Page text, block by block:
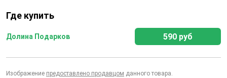
Где купить
Долина Подарков 590 руб
Изображение предоставлено продавцом данного товара.